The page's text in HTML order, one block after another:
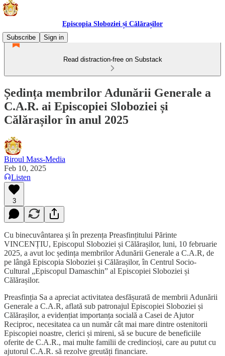
Episcopia Sloboziei și Călărașilor
Subscribe
Sign in
Read distraction-free on Substack
Ședința membrilor Adunării Generale a
C.A.R. ai Episcopiei Sloboziei și
Călărașilor în anul 2025
Biroul Mass-Media
Feb 10, 2025
Listen
3
Cu binecuvântarea și în prezența Preasfințitului Părinte
VINCENȚIU, Episcopul Sloboziei și Călărașilor, luni, 10 februarie
2025, a avut loc ședința membrilor Adunării Generale a C.A.R, de
pe lângă Episcopia Sloboziei și Călărașilor, în Centrul Socio-
Cultural „Episcopul Damaschin” al Episcopiei Sloboziei și
Călărașilor.
Preasfinția Sa a apreciat activitatea desfășurată de membrii Adunării
Generale a C.A.R, aflată sub patronajul Episcopiei Sloboziei și
Călărașilor, a evidențiat importanța socială a Casei de Ajutor
Reciproc, necesitatea ca un număr cât mai mare dintre ostenitorii
Episcopiei noastre, clerici și mireni, să se bucure de beneficiile
oferite de C.A.R., mai multe familii de credincioși, care au putut cu
ajutorul C.A.R. să rezolve greutăți financiare.